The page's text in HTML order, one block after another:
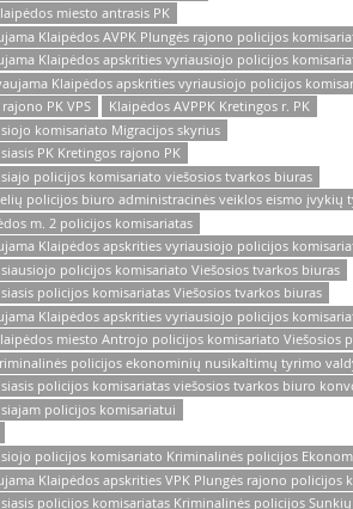
miesto antrasis PK
Klaipėdos AVPK Plungės rajono policijos
Klaipėdos apskrities vyriausiojo policijos
Klaipėdos apskrities vyriausiojo policijos
PK VPS
Klaipėdos AVPPK Kretingos r. PK
komisariato Migracijos skyrius
PK Kretingos rajono PK
policijos komisariato viešosios tvarkos biuras
policijos biuro administracinės veiklos eismo įvykių
m. 2 policijos komisariatas
Klaipėdos apskrities vyriausiojo policijos
policijos komisariato Viešosios tvarkos biuras
policijos komisariatas Viešosios tvarkos biuras
Klaipėdos apskrities vyriausiojo policijos
miesto Antrojo policijos komisariato Viešosios
policijos ekonominių nusikaltimų tyrimo
policijos komisariatas viešosios tvarkos biuro
policijos komisariatui
policijos komisariato Kriminalinės policijos
Klaipėdos apskrities VPK Plungės rajono policijos
policijos komisariatas Kriminalinės policijos